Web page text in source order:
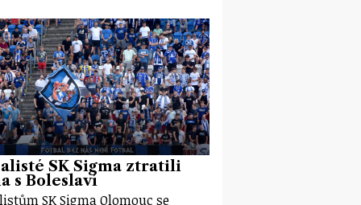
SK Sigma ztratili
s Boleslaví
SK Sigma Olomouc se